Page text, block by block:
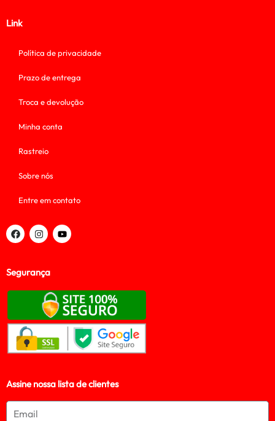
Link
Política de privacidade
Prazo de entrega
Troca e devolução
Minha conta
Rastreio
Sobre nós
Entre em contato
Segurança
Assine nossa lista de clientes